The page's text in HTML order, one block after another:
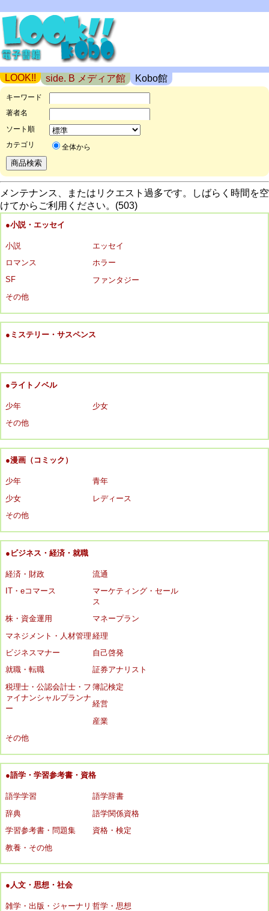
LOOK!! side. B メディア館 Kobo館
キーワード
著者名
ソート順
カテゴリ
全体から
メンテナンス、またはリクエスト過多です。しばらく時間を空
けてからご利用ください。(503)
●小説・エッセイ
小説
エッセイ
ロマンス
ホラー
SF
ファンタジー
その他
●ミステリー・サスペンス
●ライトノベル
少年
少女
その他
●漫画（コミック）
少年
青年
少女
レディース
その他
●ビジネス・経済・就職
経済・財政
流通
IT・eコマース
マーケティング・セール
ス
株・資金運用
マネープラン
マネジメント・人材管理 経理
ビジネスマナー
自己啓発
就職・転職
証券アナリスト
税理士・公認会計士・フ
ァイナンシャルプランナ
ー
簿記検定
経営
産業
その他
●語学・学習参考書・資格
語学学習
語学辞書
辞典
語学関係資格
学習参考書・問題集
資格・検定
教養・その他
●人文・思想・社会
雑学・出版・ジャーナリ 哲学・思想